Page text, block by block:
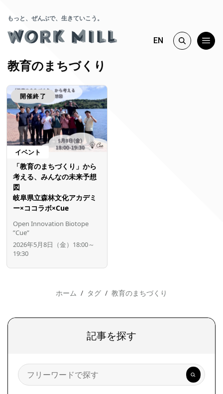
もっと、ぜんぶで、生きていこう。
EN
教育のまちづくり
開催終了
イベント
「教育のまちづくり」から
考える、みんなの未来予想
図
岐阜県立森林文化アカデミ
ー×ココラボ×Cue
Open Innovation Biotope
”Cue”
2026年5月8日（金）18:00～
19:30
ホーム タグ 教育のまちづくり
記事を探す
検
索